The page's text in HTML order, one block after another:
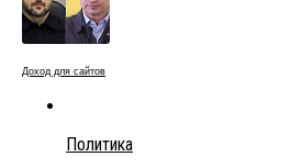
Доход для сайтов
Политика